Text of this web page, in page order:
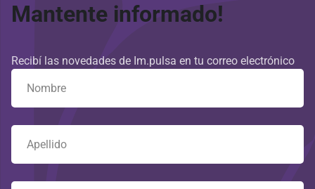
Mantente informado!
Recibí las novedades de Im.pulsa en tu correo electrónico